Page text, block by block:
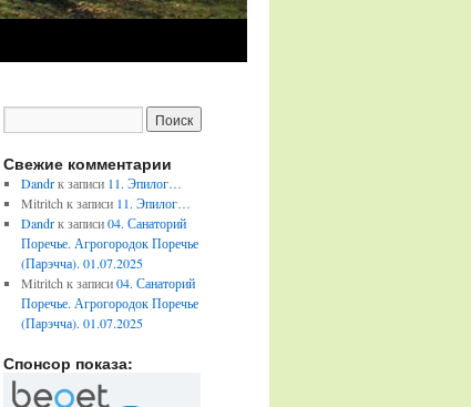
Свежие комментарии
Dandrк записи 11. Эпилог…
Mitritch к записи 11. Эпилог…
Dandrк записи04. Санаторий
Поречье. Агрогородок Поречье
(Парэчча). 01.07.2025
Mitritch к записи04. Санаторий
Поречье. Агрогородок Поречье
(Парэчча). 01.07.2025
Спонсор показа: